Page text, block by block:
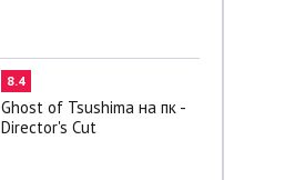
8.4
Ghost of Tsushima на пк -
Director's Cut